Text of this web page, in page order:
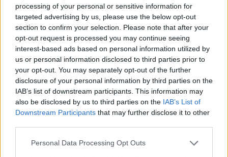
processing of your personal or sensitive information for
targeted advertising by us, please use the below opt-out
section to confirm your selection. Please note that after your
opt-out request is processed you may continue seeing
interest-based ads based on personal information utilized by
us or personal information disclosed to third parties prior to
your opt-out. You may separately opt-out of the further
disclosure of your personal information by third parties on the
IAB’s list of downstream participants. This information may
also be disclosed by us to third parties on the IAB’s List of
Downstream Participants that may further disclose it to other
Please note that this website/app uses one or more Google
Personal Data Processing Opt Outs